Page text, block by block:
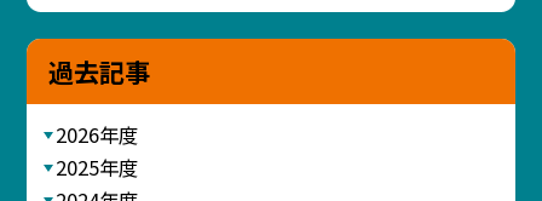
過去記事
2026年度
2025年度